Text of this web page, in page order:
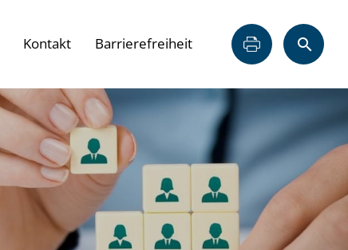
Kontakt Barrierefreiheit